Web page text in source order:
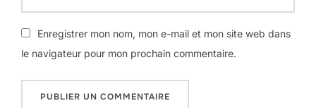
Enregistrer mon nom, mon e-mail et mon site web dans
le navigateur pour mon prochain commentaire.